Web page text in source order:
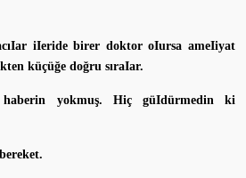
iIeride birer doktor oIursa ameIiyat
küçüğe doğru sıraIar.
haberin yokmuş. Hiç güIdürmedin ki